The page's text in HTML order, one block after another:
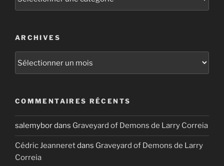
ARCHIVES
COMMENTAIRES RÉCENTS
salemybordans Graveyard of Demons de Larry Correia
Cédric Jeanneretdans Graveyard of Demons de Larry
Correia